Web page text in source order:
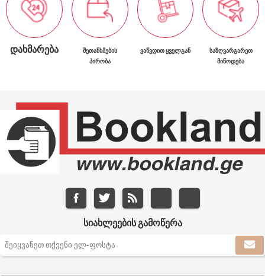
ᲓᲐᲮᲛᲐᲠᲔᲑᲐ
ᲨᲔᲗᲐᲜᲮᲛᲔᲑᲘᲡ
ᲞᲘᲠᲝᲑᲐ
ᲕᲐᲬᲕᲓᲘᲗ ᲧᲕᲔᲚᲒᲐᲜ
ᲡᲐᲖᲦᲕᲐᲠᲒᲐᲠᲔᲗ
ᲛᲘᲬᲝᲓᲔᲑᲐ
ᲡᲘᲐᲮᲚᲔᲔᲑᲘᲡ ᲒᲐᲛᲝᲬᲔᲠᲐ